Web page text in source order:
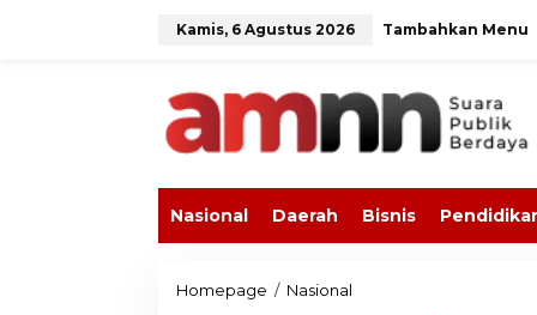
Kamis, 6 Agustus 2026 Tambahkan Menu
Nasional Daerah Bisnis
Homepage / Nasional